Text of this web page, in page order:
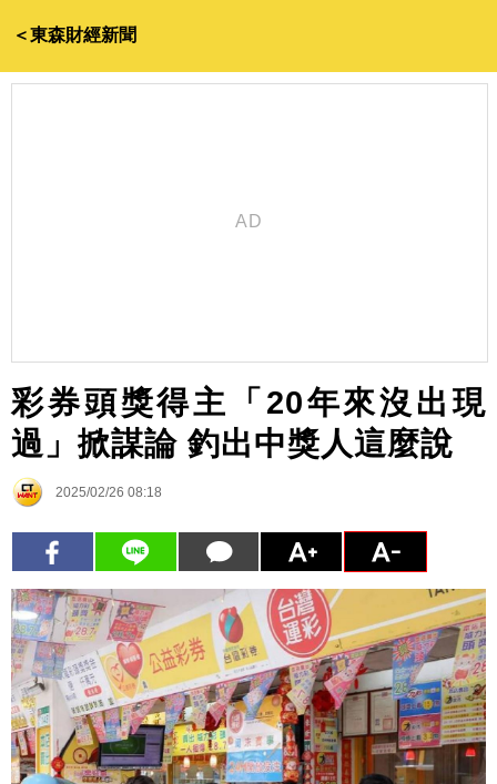
＜東森財經新聞
彩券頭獎得主「20年來沒出現
過」掀謀論 釣出中獎人這麼說
2025/02/26 08:18